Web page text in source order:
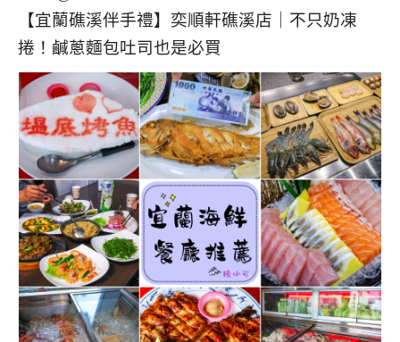
【宜蘭礁溪伴手禮】奕順軒礁溪店｜不只奶凍
捲！鹹蔥麵包吐司也是必買